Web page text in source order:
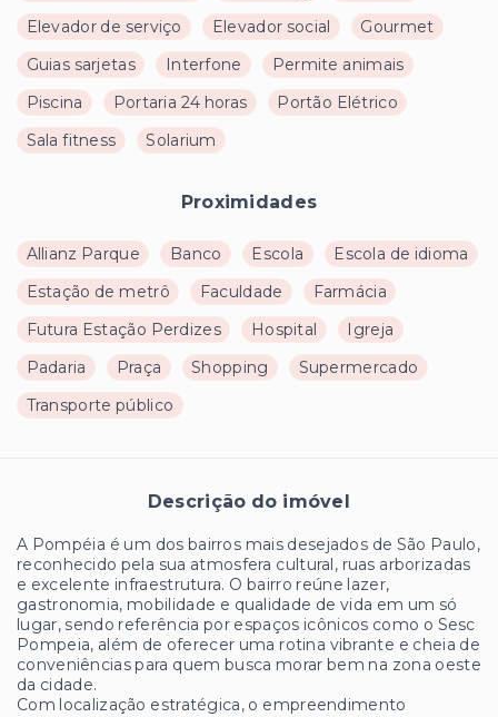
Elevador de serviço
Elevador social
Gourmet
Guias sarjetas
Interfone
Permite animais
Piscina
Portaria 24 horas
Portão Elétrico
Sala fitness
Solarium
Proximidades
Allianz Parque Banco Escola
Escola de idioma
Estação de metrô
Faculdade
Farmácia
Futura Estação Perdizes
Hospital
Igreja
Padaria
Praça Shopping
Supermercado
Transporte público
Descrição do imóvel
A Pompéia é um dos bairros mais desejados de São Paulo,
reconhecido pela sua atmosfera cultural, ruas arborizadas
e excelente infraestrutura. O bairro reúne lazer,
gastronomia, mobilidade e qualidade de vida em um só
lugar, sendo referência por espaços icônicos como o Sesc
Pompeia, além de oferecer uma rotina vibrante e cheia de
conveniências para quem busca morar bem na zona oeste
da cidade.
Com localização estratégica, o empreendimento